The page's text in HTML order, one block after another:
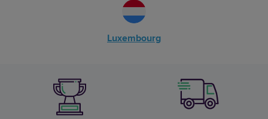
Luxembourg